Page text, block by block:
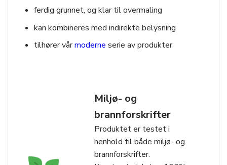
ferdig grunnet, og klar til overmaling
kan kombineres med indirekte belysning
tilhører vårmoderne serie av produkter
Miljø- og
brannforskrifter
Produktet er testet i
henhold til både miljø- og
brannforskrifter.